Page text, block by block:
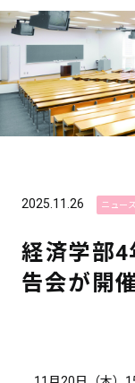
2025.11.26 ニュース
経済学部4
告会が開